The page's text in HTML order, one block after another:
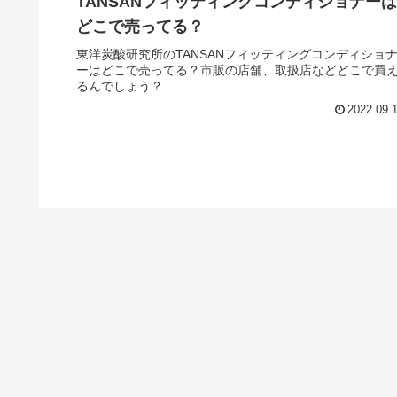
どこで売ってる？
東洋炭酸研究所のTANSANフィッティングコンディショナ
ーはどこで売ってる？市販の店舗、取扱店などどこで買え
るんでしょう？